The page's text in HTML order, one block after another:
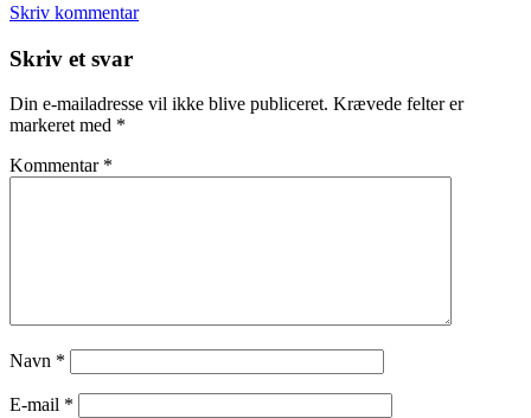
Skriv kommentar
Læserinteraktioner
Skriv et svar
Din e-mailadresse vil ikke blive publiceret. Krævede felter er
markeret med *
Kommentar *
Navn *
E-mail *